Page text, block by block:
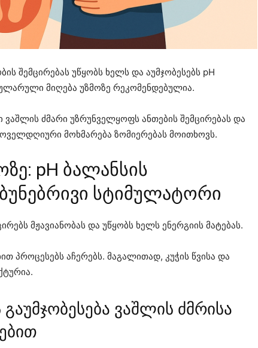
შემცირებას უწყობს ხელს და აუმჯობესებს pH
მიღება უზმოზე რეკომენდებულია.
ძმარი უზრუნველყოფს ანთების შემცირებას და
მოხმარება ზომიერებას მოითხოვს.
pH ბალანსის
სტიმულატორი
მჟავიანობას და უწყობს ხელს ენერგიის მატებას.
პროცესებს აჩერებს. მაგალითად, კუჭის წვისა და
ვაშლის ძმრისა